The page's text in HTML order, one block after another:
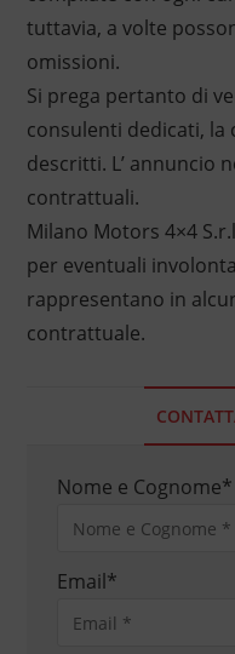
tuttavia, a volte
omissioni.
Si prega pertanto di
consulenti dedicati, la
descritti. L’ annuncio
contrattuali.
Milano Motors 4×4
per eventuali
rappresentano in
contrattuale.
Nome e Cognome*
Email*